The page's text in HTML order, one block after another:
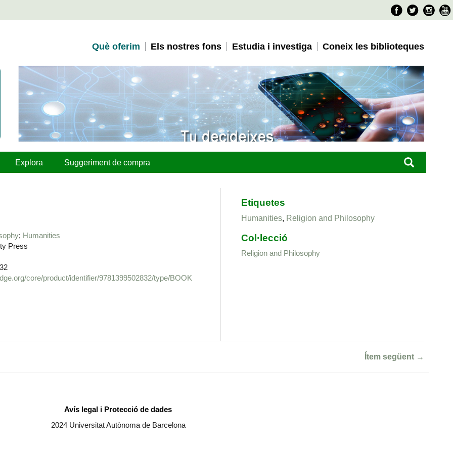
Twitter
Què oferim Els nostres fons Estudia i investiga Coneix les biblioteques
Explora Suggeriment de compra
Humanities
Press
core/product/identifier/9781399502832/type/BOOK
Etiquetes
Humanities, Religion and Philosophy
Col·lecció
Religion and Philosophy
Ítem següent →
Avís legal i Protecció de dades
2024 Universitat Autònoma de Barcelona